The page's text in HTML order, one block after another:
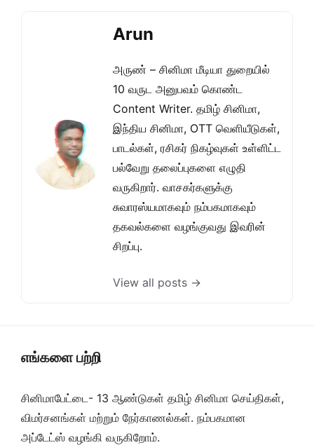
Arun
அருண் – சினிமா மீடியா துறையில்
10 வருட அனுபவம் கொண்ட
Content Writer. தமிழ் சினிமா,
இந்திய சினிமா, OTT வெளியீடுகள்,
பாடல்கள், ரசிகர் நிகழ்வுகள் உள்ளிட்ட
பல்வேறு தலைப்புகளை எழுதி
வருகிறார். வாசகர்களுக்கு
சுவாரஸ்யமாகவும் நம்பகமாகவும்
தகவல்களை வழங்குவது இவரின்
சிறப்பு.
View all posts →
எங்களை பற்றி
சினிமாபேட்டை- 13 ஆண்டுகள் தமிழ் சினிமா செய்திகள்,
விமர்சனங்கள் மற்றும் நேர்காணல்கள். நம்பகமான
அப்டேட்ஸ் வழங்கி வருகிறோம்.